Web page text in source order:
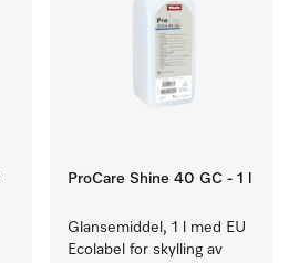
ProCare Shine 40 GC - 1 l
Glansemiddel, 1 l med EU
Ecolabel for skylling av